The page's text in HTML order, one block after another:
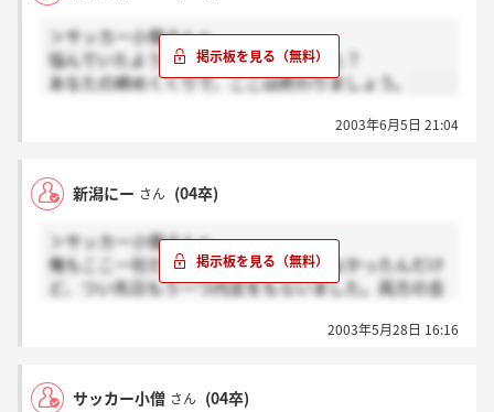
＞サッカー小僧さんへ
悩んでいたようですが、どうなりました？
あなたの締めくくりで、ここは終わりましょう。
2003年6月5日 21:04
新潟にー さん (04卒)
＞サッカー小僧さんへ
俺もここ一社だけの内定しかもらってなかったんだけ
ど、つい先日もう一つ内定をもらいました。両方の会
2003年5月28日 16:16
サッカー小僧 さん (04卒)